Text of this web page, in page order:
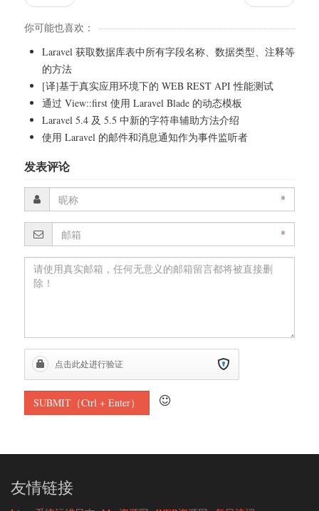
你可能也喜欢：
Laravel 获取数据库表中所有字段名称、数据类型、注释等
的方法
[译]基于真实应用环境下的 WEB REST API 性能测试
通过 View::first 使用 Laravel Blade 的动态模板
Laravel 5.4 及 5.5 中新的字符串辅助方法介绍
使用 Laravel 的邮件和消息通知作为事件监听者
发表评论
*
*
友情链接